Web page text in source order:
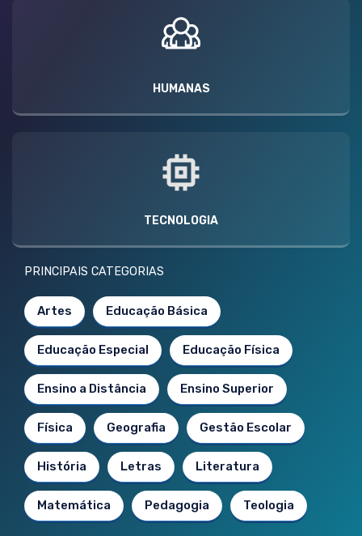
HUMANAS
TECNOLOGIA
PRINCIPAIS CATEGORIAS
Artes Educação Básica
Educação Especial Educação Física
Ensino a Distância Ensino Superior
Física Geografia Gestão Escolar
História Letras Literatura
Matemática Pedagogia Teologia